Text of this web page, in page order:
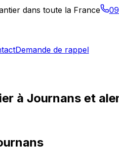
dans toute la France
Demande de rappel
à Journans et